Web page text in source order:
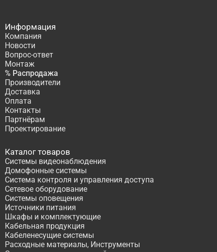
Информация
Компания
Новости
Вопрос-ответ
Монтаж
% Распродажа
Производители
Доставка
Оплата
Контакты
Партнёрам
Проектирование
Каталог товаров
Системы видеонаблюдения
Домофонные системы
Система контроля и управления доступа
Сетевое оборудование
Системы оповещения
Источники питания
Шкафы и комплектующие
Кабельная продукция
Кабеленесущие системы
Расходные материалы, Инструменты